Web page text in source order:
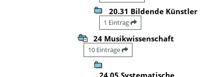
20.31 Bildende Künstler
1 Eintrag
24 Musikwissenschaft
10 Einträge
24.05 Systematische